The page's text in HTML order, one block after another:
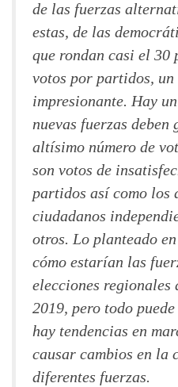
de las fuerzas
estas, de las
que rondan casi el 30
votos por partidos, un
impresionante. Hay
nuevas fuerzas deben
altísimo número de
son votos de
partidos así como los
ciudadanos
otros. Lo planteado
cómo estarían las
elecciones regionales
2019, pero todo
hay tendencias en
causar cambios en la
diferentes fuerzas.